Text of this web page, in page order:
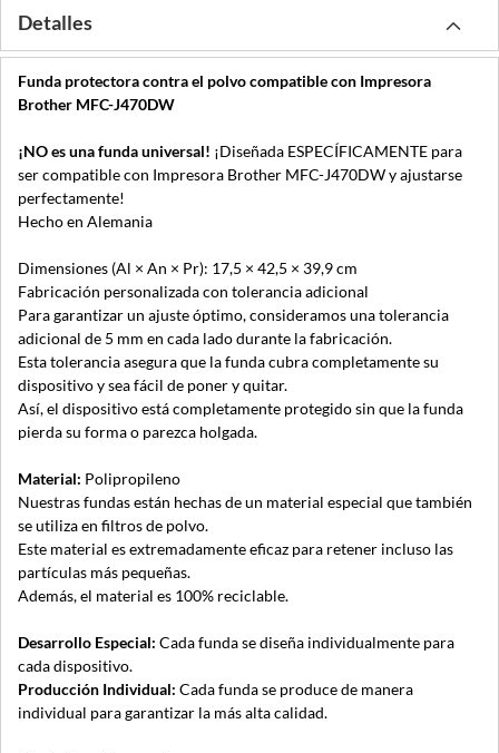
Detalles
Funda protectora contra el polvo compatible con Impresora
Brother MFC-J470DW
¡NO es una funda universal! ¡Diseñada ESPECÍFICAMENTE para
ser compatible con Impresora Brother MFC-J470DW y ajustarse
perfectamente!
Hecho en Alemania
Dimensiones (Al × An × Pr): 17,5 × 42,5 × 39,9 cm
Fabricación personalizada con tolerancia adicional
Para garantizar un ajuste óptimo, consideramos una tolerancia
adicional de 5 mm en cada lado durante la fabricación.
Esta tolerancia asegura que la funda cubra completamente su
dispositivo y sea fácil de poner y quitar.
Así, el dispositivo está completamente protegido sin que la funda
pierda su forma o parezca holgada.
Material: Polipropileno
Nuestras fundas están hechas de un material especial que también
se utiliza en filtros de polvo.
Este material es extremadamente eficaz para retener incluso las
partículas más pequeñas.
Además, el material es 100% reciclable.
Desarrollo Especial: Cada funda se diseña individualmente para
cada dispositivo.
Producción Individual: Cada funda se produce de manera
individual para garantizar la más alta calidad.